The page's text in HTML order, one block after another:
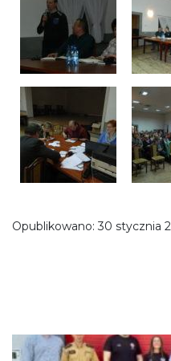
Opublikowano:30 stycznia